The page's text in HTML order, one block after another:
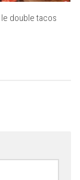
double tacos